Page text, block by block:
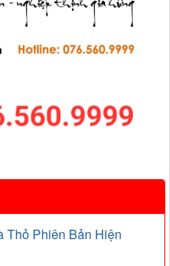
Thỏ Phiên Bản Hiện